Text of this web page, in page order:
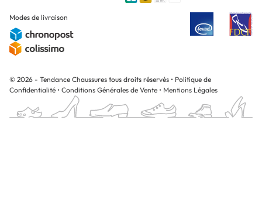
Modes de livraison
© 2026 - Tendance Chaussures tous droits réservés • Politique de
Confidentialité • Conditions Générales de Vente • Mentions Légales